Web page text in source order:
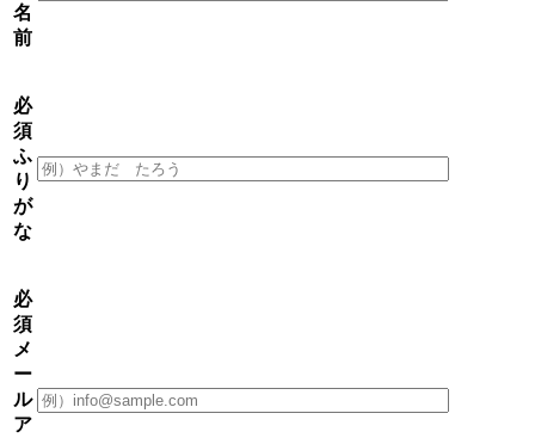
名
前
必
須
ふ
り
が
な
必
須
メ
ー
ル
ア